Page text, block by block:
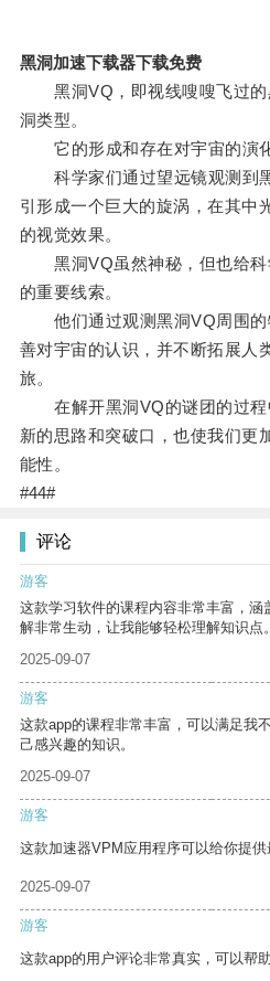
黑洞加速下载器下载免费
黑洞VQ，即视线嗖嗖飞过的
洞类型。
它的形成和存在对宇宙的演化
科学家们通过望远镜观测到
引形成一个巨大的旋涡，在其中
的视觉效果。
黑洞VQ虽然神秘，但也给科
的重要线索。
他们通过观测黑洞VQ周围的
善对宇宙的认识，并不断拓展人
旅。
在解开黑洞VQ的谜团的过程
新的思路和突破口，也使我们更
能性。
#44#
评论
游客
这款学习软件的课程内容非常丰富，
解非常生动，让我能够轻松理解知识点。
2025-09-07
游客
这款app的课程非常丰富，可以满足我
己感兴趣的知识。
2025-09-07
游客
这款加速器VPM应用程序可以给你提供
2025-09-07
游客
这款app的用户评论非常真实，可以帮